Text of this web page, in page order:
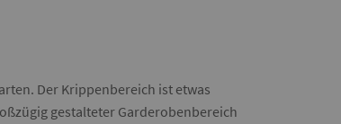
Der Krippenbereich ist etwas
gestalteter Garderobenbereich